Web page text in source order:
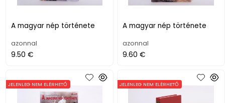
A magyar nép története
azonnal
9.50 €
A magyar nép története
azonnal
9.60 €
JELENLEG NEM ELÉRHETŐ JELENLEG NEM ELÉRHETŐ